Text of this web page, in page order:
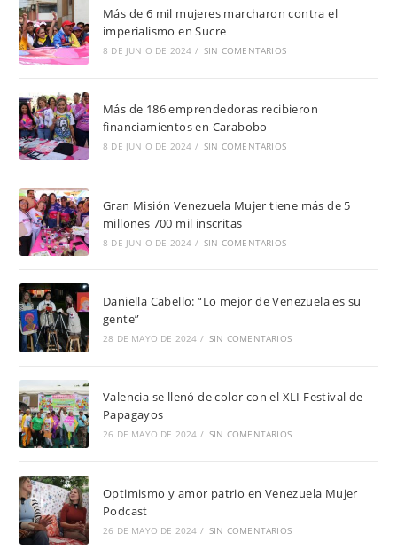
Más de 6 mil mujeres marcharon contra el
imperialismo en Sucre
8 DE JUNIO DE 2024 / SIN COMENTARIOS
Más de 186 emprendedoras recibieron
financiamientos en Carabobo
8 DE JUNIO DE 2024 / SIN COMENTARIOS
Gran Misión Venezuela Mujer tiene más de 5
millones 700 mil inscritas
8 DE JUNIO DE 2024 / SIN COMENTARIOS
Daniella Cabello: “Lo mejor de Venezuela es su
gente”
28 DE MAYO DE 2024 / SIN COMENTARIOS
Valencia se llenó de color con el XLI Festival de
Papagayos
26 DE MAYO DE 2024 / SIN COMENTARIOS
Optimismo y amor patrio en Venezuela Mujer
Podcast
26 DE MAYO DE 2024 / SIN COMENTARIOS